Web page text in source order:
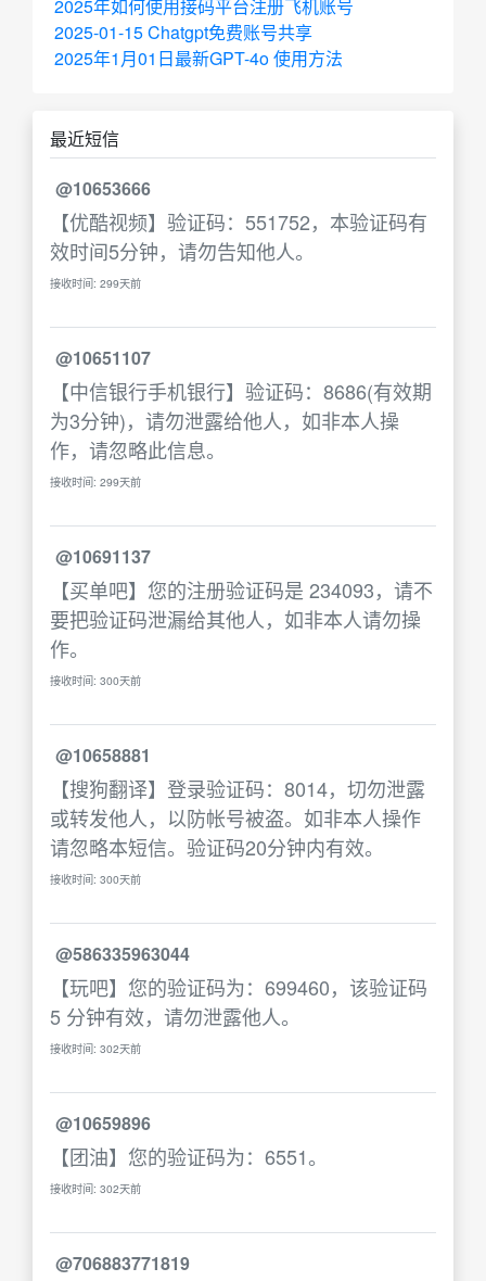
2025年如何使用接码平台注册飞机账号
2025-01-15 Chatgpt免费账号共享
2025年1月01日最新GPT-4o 使用方法
最近短信
@10653666
【优酷视频】验证码：551752，本验证码有
效时间5分钟，请勿告知他人。
接收时间: 299天前
@10651107
【中信银行手机银行】验证码：8686(有效期
为3分钟)，请勿泄露给他人，如非本人操
作，请忽略此信息。
接收时间: 299天前
@10691137
【买单吧】您的注册验证码是 234093，请不
要把验证码泄漏给其他人，如非本人请勿操
作。
接收时间: 300天前
@10658881
【搜狗翻译】登录验证码：8014，切勿泄露
或转发他人，以防帐号被盗。如非本人操作
请忽略本短信。验证码20分钟内有效。
接收时间: 300天前
@586335963044
【玩吧】您的验证码为：699460，该验证码
5 分钟有效，请勿泄露他人。
接收时间: 302天前
@10659896
【团油】您的验证码为：6551。
接收时间: 302天前
@706883771819